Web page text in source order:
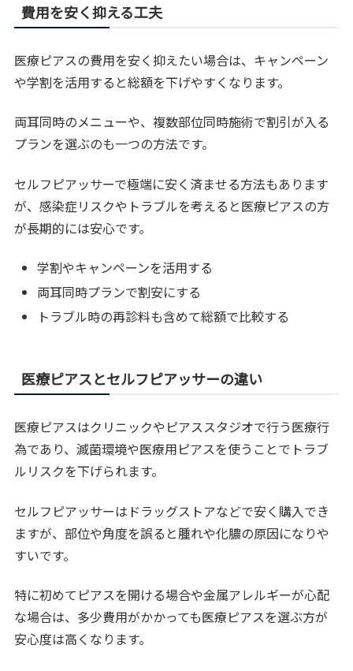
費用を安く抑える工夫
医療ピアスの費用を安く抑えたい場合は、キャンペーン
や学割を活用すると総額を下げやすくなります。
両耳同時のメニューや、複数部位同時施術で割引が入る
プランを選ぶのも一つの方法です。
セルフピアッサーで極端に安く済ませる方法もあります
が、感染症リスクやトラブルを考えると医療ピアスの方
が長期的には安心です。
学割やキャンペーンを活用する
両耳同時プランで割安にする
トラブル時の再診料も含めて総額で比較する
医療ピアスとセルフピアッサーの違い
医療ピアスはクリニックやピアススタジオで行う医療行
為であり、滅菌環境や医療用ピアスを使うことでトラブ
ルリスクを下げられます。
セルフピアッサーはドラッグストアなどで安く購入でき
ますが、部位や角度を誤ると腫れや化膿の原因になりや
すいです。
特に初めてピアスを開ける場合や金属アレルギーが心配
な場合は、多少費用がかかっても医療ピアスを選ぶ方が
安心度は高くなります。